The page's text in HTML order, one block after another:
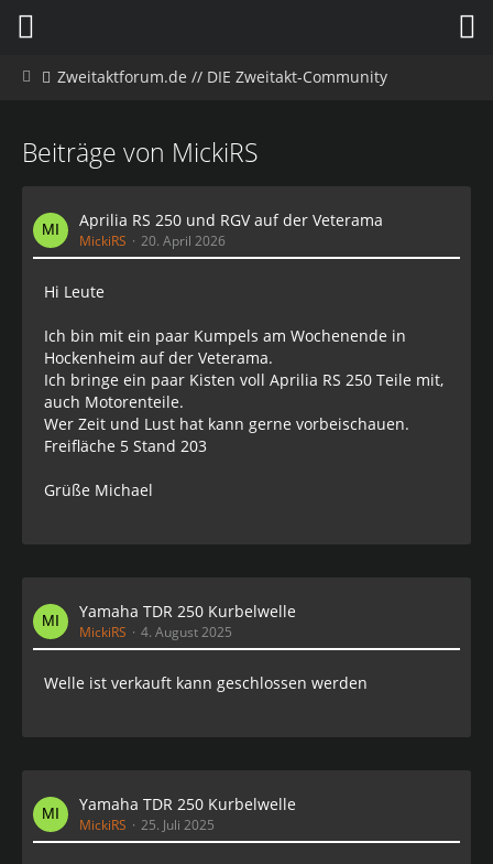
Zweitaktforum.de // DIE Zweitakt-Community
Beiträge von MickiRS
Aprilia RS 250 und RGV auf der Veterama
MickiRS 20. April 2026
Hi Leute
Ich bin mit ein paar Kumpels am Wochenende in
Hockenheim auf der Veterama.
Ich bringe ein paar Kisten voll Aprilia RS 250 Teile mit,
auch Motorenteile.
Wer Zeit und Lust hat kann gerne vorbeischauen.
Freifläche 5 Stand 203
Grüße Michael
Yamaha TDR 250 Kurbelwelle
MickiRS 4. August 2025
Welle ist verkauft kann geschlossen werden
Yamaha TDR 250 Kurbelwelle
MickiRS 25. Juli 2025